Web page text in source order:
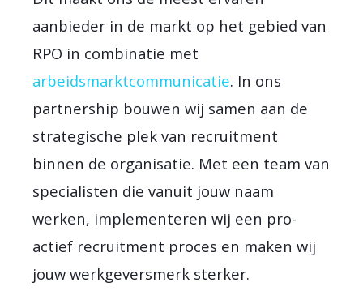
aanbieder in de markt op het gebied van
RPO in combinatie met
arbeidsmarktcommunicatie. In ons
partnership bouwen wij samen aan de
strategische plek van recruitment
binnen de organisatie. Met een team van
specialisten die vanuit jouw naam
werken, implementeren wij een pro-
actief recruitment proces en maken wij
jouw werkgeversmerk sterker.